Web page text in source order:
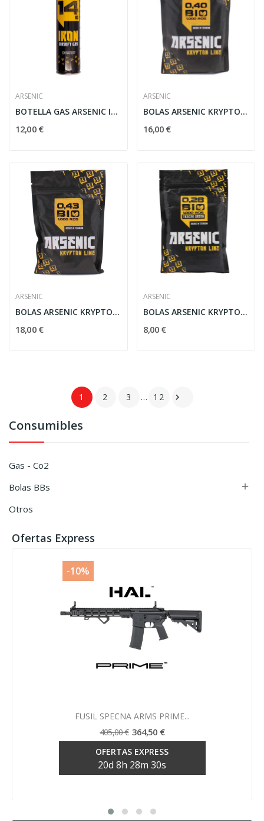
Consumibles
Gas - Co2
Bolas BBs

Otros
Ofertas Express
Vista rápida
FUSIL SPECNA ARMS PRIME...
405,00 € 364,50 €
OFERTAS EXPRESS
20d 8h 28m 29s
-10%
ARSENIC
BOTELLA GAS ARSENIC IRON 14KG CON SILICONA
12,00 €
ARSENIC
BOLAS ARSENIC KRYPTON BIO 0.40G 1000RDS BLANCA
16,00 €
ARSENIC
BOLAS ARSENIC KRYPTON BIO 0.43G 1000RDS BLANCA
18,00 €
ARSENIC
BOLAS ARSENIC KRYPTON BIO TRAZADORA 0.28G...
8,00 €
1 2 3 … 12 